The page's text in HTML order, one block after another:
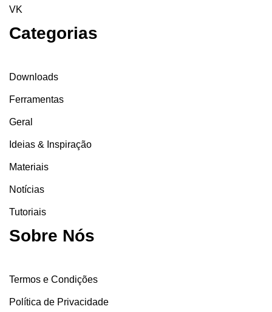
VK
Categorias
Downloads
Ferramentas
Geral
Ideias & Inspiração
Materiais
Notícias
Tutoriais
Sobre Nós
Termos e Condições
Política de Privacidade